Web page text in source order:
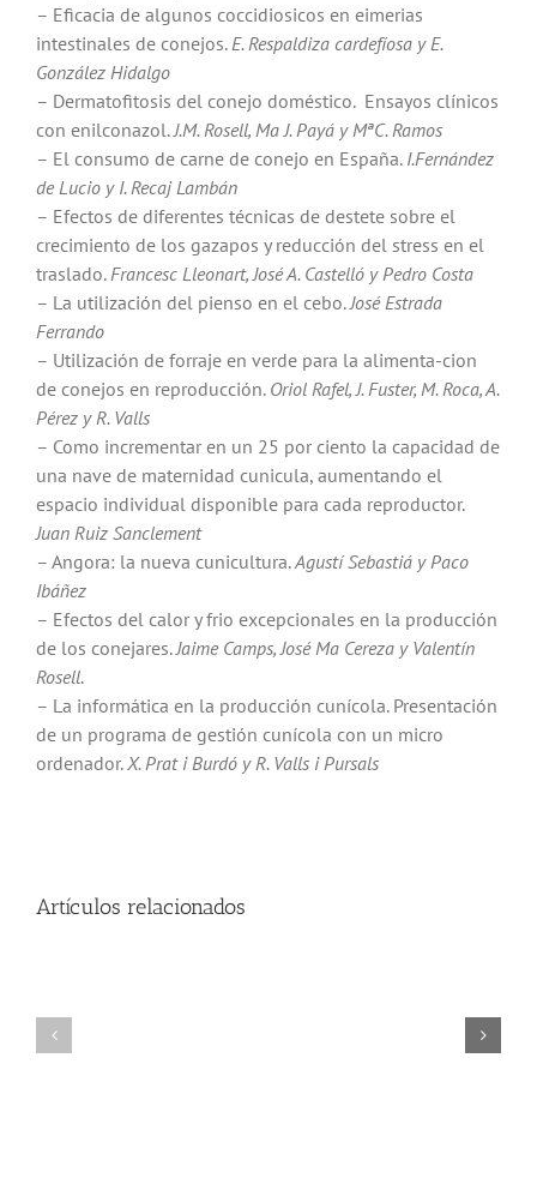
– Eficacia de algunos coccidiosicos en eimerias
intestinales de conejos. E. Respaldiza cardefíosa y E.
González Hidalgo
– Dermatofitosis del conejo doméstico. Ensayos clínicos
con enilconazol. J.M. Rosell, Ma J. Payá y MªC. Ramos
– El consumo de carne de conejo en España. I.Fernández
de Lucio y I. Recaj Lambán
– Efectos de diferentes técnicas de destete sobre el
crecimiento de los gazapos y reducción del stress en el
traslado. Francesc Lleonart, José A. Castelló y Pedro Costa
– La utilización del pienso en el cebo. José Estrada
Ferrando
– Utilización de forraje en verde para la alimenta-cion
de conejos en reproducción. Oriol Rafel, J. Fuster, M. Roca, A.
Pérez y R. Valls
– Como incrementar en un 25 por ciento la capacidad de
una nave de maternidad cunicula, aumentando el
espacio individual disponible para cada reproductor.
Juan Ruiz Sanclement
– Angora: la nueva cunicultura.Agustí Sebastiá y Paco
Ibáñez
– Efectos del calor y frio excepcionales en la producción
de los conejares. Jaime Camps, José Ma Cereza y Valentín
Rosell.
– La informática en la producción cunícola. Presentación
de un programa de gestión cunícola con un micro
ordenador. X. Prat i Burdó y R. Valls i Pursals
Artículos relacionados